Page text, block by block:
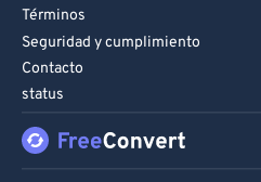
Términos
Seguridad y cumplimiento
Contacto
status